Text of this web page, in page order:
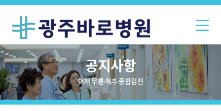
공지사항
어깨·무릎·척추·종합검진